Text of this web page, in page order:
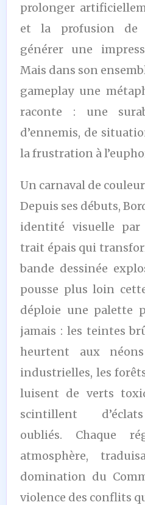
prolonger
et la profusion de
générer une
Mais dans son
gameplay une
raconte : une
d’ennemis, de
la frustration à
Un carnaval de
Depuis ses débuts,
identité visuelle par
trait épais qui
bande dessinée
pousse plus loin
déploie une palette
jamais : les teintes
heurtent aux
industrielles, les
luisent de verts
scintillent
oubliés. Chaque
atmosphère,
domination du
violence des conflits